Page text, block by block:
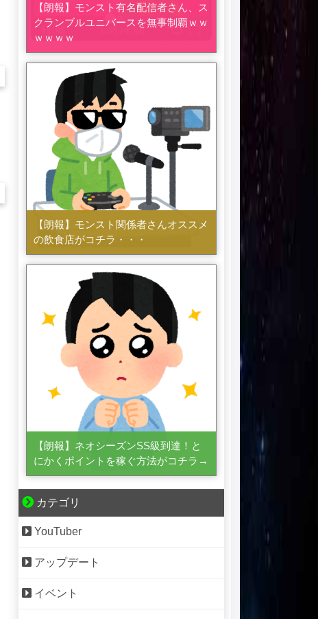
【朗報】モンスト有名配信者さん、ス
クランブルユニバースを無事制覇ｗｗ
ｗｗｗｗ
【朗報】モンスト関係者さんオススメ
の飲食店がコチラ・・・
【朗報】ネオシーズンSS級到達！と
にかくポイントを稼ぐ方法がコチラ→
カテゴリ
YouTuber
アップデート
イベント